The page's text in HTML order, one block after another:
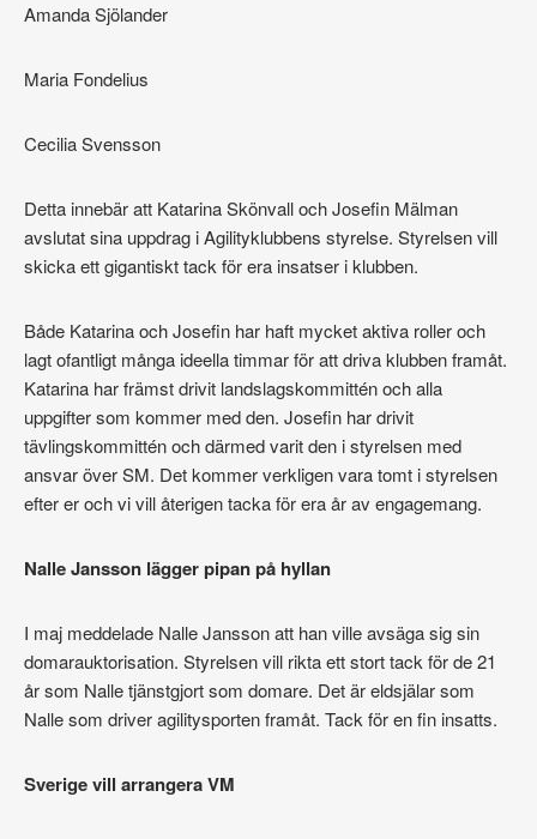
Amanda Sjölander
Maria Fondelius
Cecilia Svensson
Detta innebär att Katarina Skönvall och Josefin Mälman
avslutat sina uppdrag i Agilityklubbens styrelse. Styrelsen vill
skicka ett gigantiskt tack för era insatser i klubben.
Både Katarina och Josefin har haft mycket aktiva roller och
lagt ofantligt många ideella timmar för att driva klubben framåt.
Katarina har främst drivit landslagskommittén och alla
uppgifter som kommer med den. Josefin har drivit
tävlingskommittén och därmed varit den i styrelsen med
ansvar över SM. Det kommer verkligen vara tomt i styrelsen
efter er och vi vill återigen tacka för era år av engagemang.
Nalle Jansson lägger pipan på hyllan
I maj meddelade Nalle Jansson att han ville avsäga sig sin
domarauktorisation. Styrelsen vill rikta ett stort tack för de 21
år som Nalle tjänstgjort som domare. Det är eldsjälar som
Nalle som driver agilitysporten framåt. Tack för en fin insatts.
Sverige vill arrangera VM